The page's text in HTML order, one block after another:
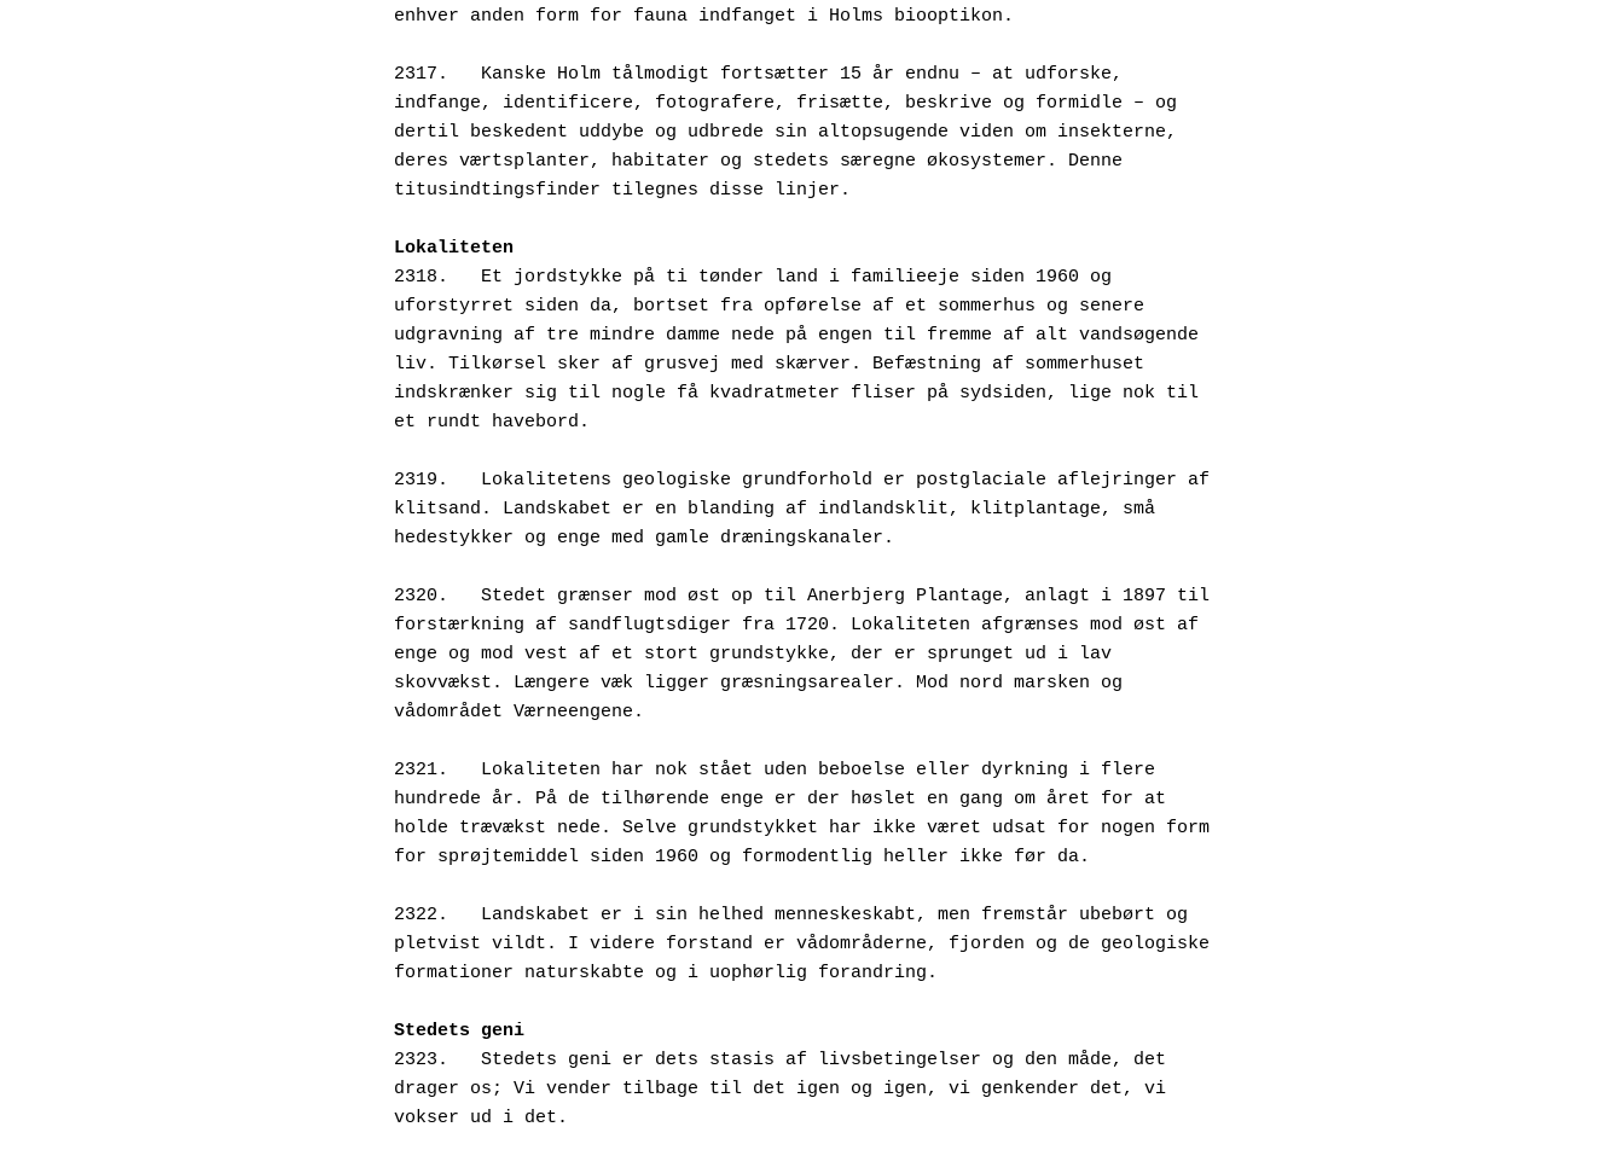
enhver anden form for fauna indfanget i Holms biooptikon.
2317.   Kanske Holm tålmodigt fortsætter 15 år endnu – at udforske,
indfange, identificere, fotografere, frisætte, beskrive og formidle – og
dertil beskedent uddybe og udbrede sin altopsugende viden om insekterne,
deres værtsplanter, habitater og stedets særegne økosystemer. Denne
titusindtingsfinder tilegnes disse linjer.
Lokaliteten
2318.   Et jordstykke på ti tønder land i familieeje siden 1960 og
uforstyrret siden da, bortset fra opførelse af et sommerhus og senere
udgravning af tre mindre damme nede på engen til fremme af alt vandsøgende
liv. Tilkørsel sker af grusvej med skærver. Befæstning af sommerhuset
indskrænker sig til nogle få kvadratmeter fliser på sydsiden, lige nok til
et rundt havebord.
2319.   Lokalitetens geologiske grundforhold er postglaciale aflejringer af
klitsand. Landskabet er en blanding af indlandsklit, klitplantage, små
hedestykker og enge med gamle dræningskanaler.
2320.   Stedet grænser mod øst op til Anerbjerg Plantage, anlagt i 1897 til
forstærkning af sandflugtsdiger fra 1720. Lokaliteten afgrænses mod øst af
enge og mod vest af et stort grundstykke, der er sprunget ud i lav
skovvækst. Længere væk ligger græsningsarealer. Mod nord marsken og
vådområdet Værneengene.
2321.   Lokaliteten har nok stået uden beboelse eller dyrkning i flere
hundrede år. På de tilhørende enge er der høslet en gang om året for at
holde trævækst nede. Selve grundstykket har ikke været udsat for nogen form
for sprøjtemiddel siden 1960 og formodentlig heller ikke før da.
2322.   Landskabet er i sin helhed menneskeskabt, men fremstår ubebørt og
pletvist vildt. I videre forstand er vådområderne, fjorden og de geologiske
formationer naturskabte og i uophørlig forandring.
Stedets geni
2323.   Stedets geni er dets stasis af livsbetingelser og den måde, det
drager os; Vi vender tilbage til det igen og igen, vi genkender det, vi
vokser ud i det.